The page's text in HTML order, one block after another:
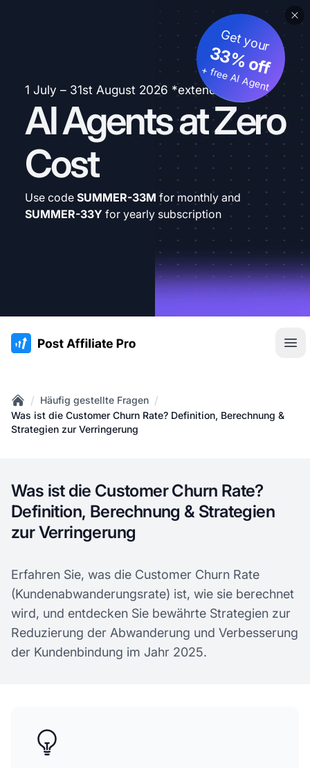
1 July – 31st August 2026 *extended
AI Agents at Zero
Cost
Get your
33% off
+ free AI Agent
Use code SUMMER-33M for monthly and
SUMMER-33Y for yearly subscription
:site.title
Home
/ Häufig gestellte Fragen /
Was ist die Customer Churn Rate? Definition, Berechnung &
Strategien zur Verringerung
Was ist die Customer Churn Rate?
Definition, Berechnung & Strategien
zur Verringerung
Erfahren Sie, was die Customer Churn Rate
(Kundenabwanderungsrate) ist, wie sie berechnet
wird, und entdecken Sie bewährte Strategien zur
Reduzierung der Abwanderung und Verbesserung
der Kundenbindung im Jahr 2025.